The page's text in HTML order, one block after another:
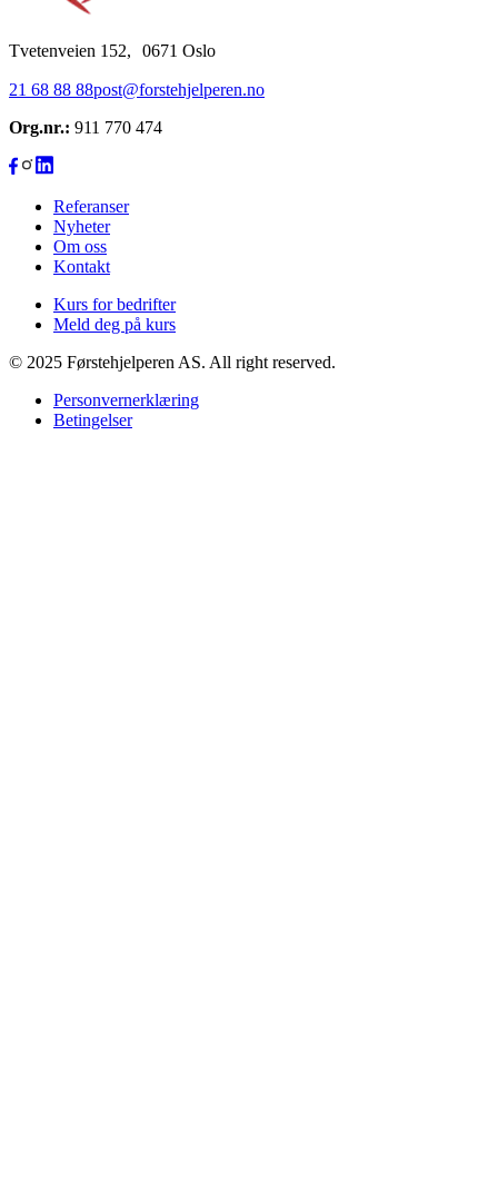
Tvetenveien 152, 0671 Oslo
21 68 88 88post@forstehjelperen.no
Org.nr.: 911 770 474
Referanser
Nyheter
Om oss
Kontakt
Kurs for bedrifter
Meld deg på kurs
© 2025 Førstehjelperen AS. All right reserved.
Personvernerklæring
Betingelser